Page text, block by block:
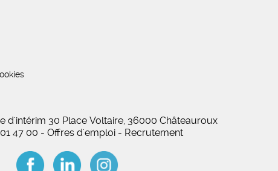
d'intérim 30 Place Voltaire, 36000 Châteauroux
47 00 - Offres d'emploi - Recrutement